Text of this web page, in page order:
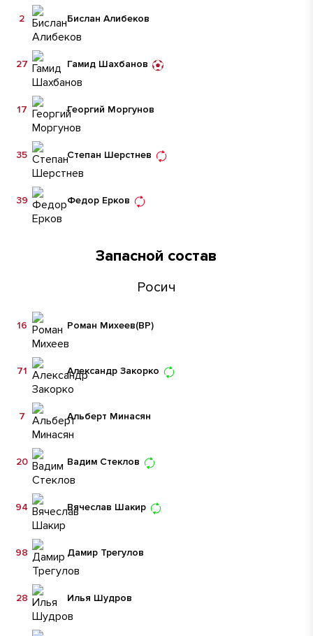
Бислан Алибеков
2
Гамид Шахбанов
27
Георгий Моргунов
17
Степан Шерстнев
35
Федор Ерков
39
Запасной состав
Росич
Роман Михеев(ВР)
16
Александр Закорко
71
Альберт Минасян
7
Вадим Стеклов
20
Вячеслав Шакир
94
Дамир Трегулов
98
Илья Шудров
28